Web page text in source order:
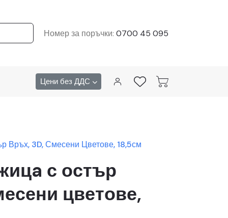
Номер за поръчки: 0700 45 095
Цени без ДДС
Връх, 3D, Смесени Цветове, 18,5см
с остър
цветове,